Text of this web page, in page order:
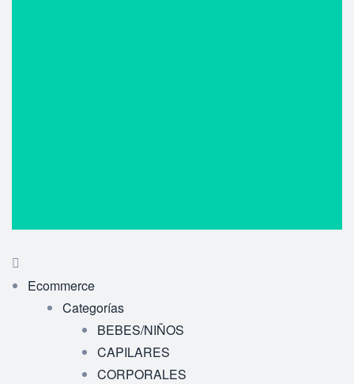
Ecommerce
Categorías
BEBES/NIÑOS
CAPILARES
CORPORALES